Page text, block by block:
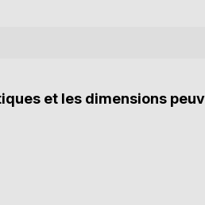
et les dimensions